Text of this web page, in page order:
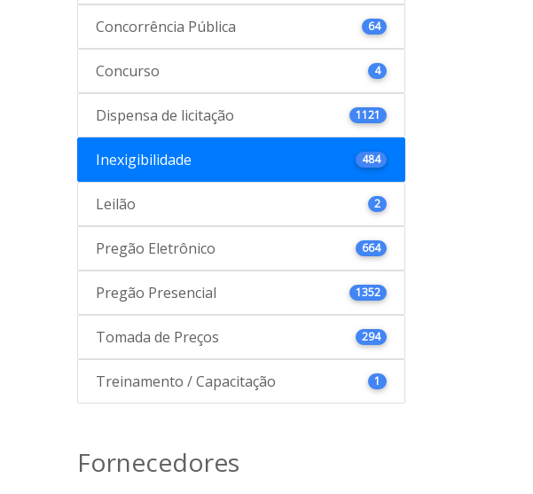
Concorrência Pública 64
Concurso 4
Dispensa de licitação 1121
Inexigibilidade 484
Leilão 2
Pregão Eletrônico 664
Pregão Presencial 1352
Tomada de Preços 294
Treinamento / Capacitação 1
Fornecedores